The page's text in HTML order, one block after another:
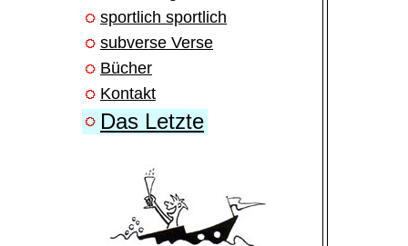
sportlich sportlich
subverse Verse
Bücher
Kontakt
Das Letzte